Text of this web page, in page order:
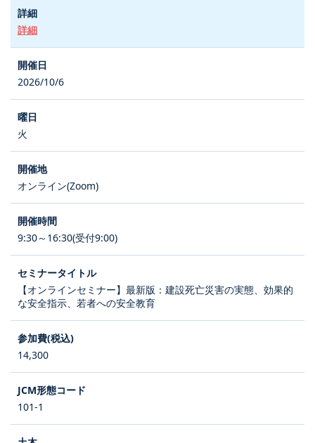
詳細
2026/10/6
火
オンライン(Zoom)
9:30～16:30(受付9:00)
【オンラインセミナー】最新版：建設死亡災害の実態、効果的
な安全指示、若者への安全教育
14,300
101-1